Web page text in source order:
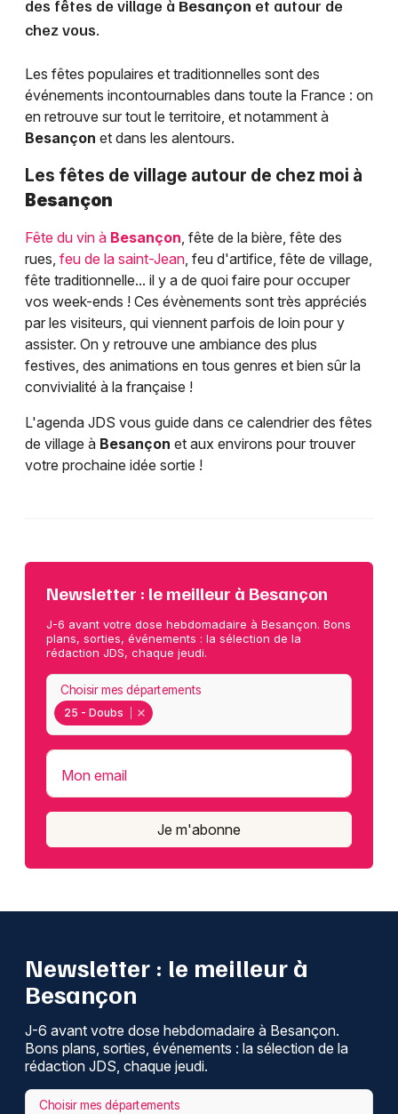
des fêtes de village à Besançon et autour de
chez vous.
Les fêtes populaires et traditionnelles sont des
événements incontournables dans toute la France : on
en retrouve sur tout le territoire, et notamment à
Besançon et dans les alentours.
Les fêtes de village autour de chez moi à
Besançon
Fête du vin à Besançon, fête de la bière, fête des
rues, feu de la saint-Jean, feu d'artifice, fête de village,
fête traditionnelle... il y a de quoi faire pour occuper
vos week-ends ! Ces évènements sont très appréciés
par les visiteurs, qui viennent parfois de loin pour y
assister. On y retrouve une ambiance des plus
festives, des animations en tous genres et bien sûr la
convivialité à la française !
L'agenda JDS vous guide dans ce calendrier des fêtes
de village à Besançon et aux environs pour trouver
votre prochaine idée sortie !
Newsletter : le meilleur à Besançon
J-6 avant votre dose hebdomadaire à Besançon. Bons
plans, sorties, événements : la sélection de la
rédaction JDS, chaque jeudi.
25 - Doubs
Choisir mes départements
Mon email
Je m'abonne
Newsletter : le meilleur à
Besançon
J-6 avant votre dose hebdomadaire à Besançon.
Bons plans, sorties, événements : la sélection de la
rédaction JDS, chaque jeudi.
Choisir mes départements